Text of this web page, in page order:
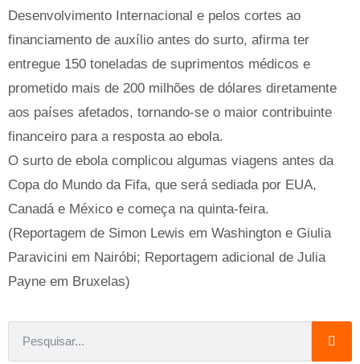
Desenvolvimento Internacional e pelos cortes ao
financiamento de auxílio antes do surto, afirma ter
entregue 150 toneladas de suprimentos médicos e
prometido mais de 200 milhões de dólares diretamente
aos países afetados, tornando-se o maior contribuinte
financeiro para a resposta ao ebola.
O surto de ebola complicou algumas viagens antes da
Copa do Mundo da Fifa, que será sediada por EUA,
Canadá e México e começa na quinta-feira.
(Reportagem de Simon Lewis em Washington e Giulia
Paravicini em Nairóbi; Reportagem adicional de Julia
Payne em Bruxelas)